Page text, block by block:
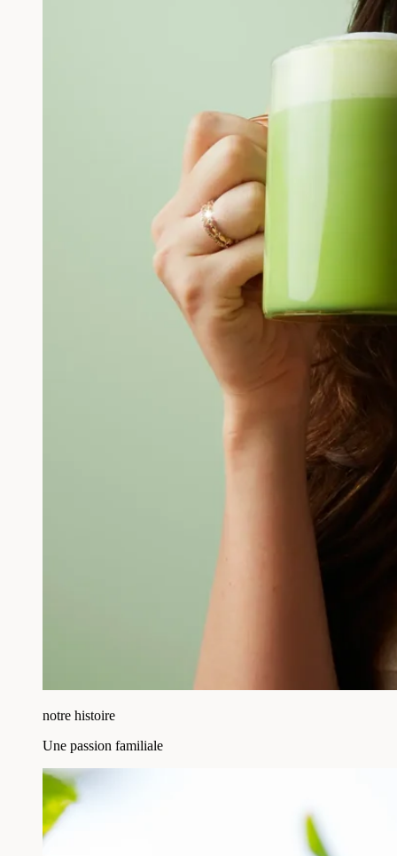
notre histoire
Une passion familiale